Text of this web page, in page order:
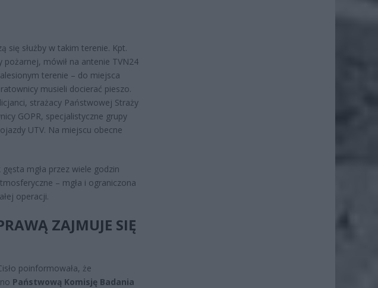
się służby w takim terenie. Kpt.
pożarnej, mówił na antenie TVN24
terenie – do miejsca
musieli docierać pieszo.
strażacy Państwowej Straży
GOPR, specjalistyczne grupy
UTV. Na miejscu obecne
mgła przez wiele godzin
– mgła i ograniczona
operacji.
ZAJMUJE SIĘ
poinformowała, że
Państwową Komisję Badania